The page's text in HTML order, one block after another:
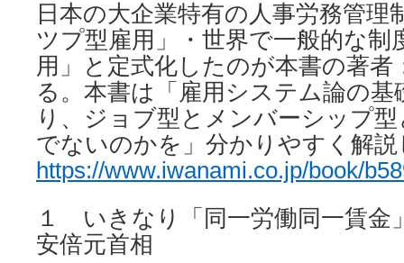
日本の大企業特有の人事労務管理
ツプ型雇用」・世界で一般的な制
用」と定式化したのが本書の著者
る。本書は「雇用システム論の基
り、ジョブ型とメンバーシップ
でないのかを」分かりやすく解
https://www.iwanami.co.jp/book/
１ いきなり「同一労働同一賃金
安倍元首相